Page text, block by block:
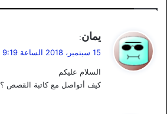
ل
يمان:
15 سبتمبر، 2018 الساعة 9:19 ص
السلام عليكم
كيف أتواصل مع كاتبة القصص ؟